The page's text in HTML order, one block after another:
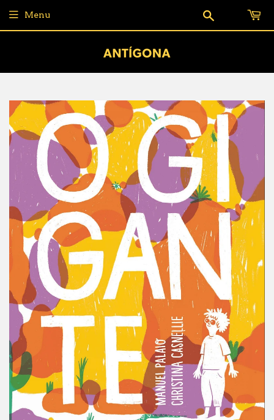
Menu Pesquisar